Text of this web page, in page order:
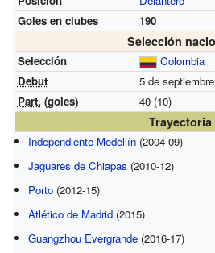
Goles en clubes
190
Selección
Selección
Colombia
Debut
5 de
Part. (goles) 40 (10)
Trayectoria
Independiente Medellín (2004-09)
Jaguares de Chiapas (2010-12)
Porto (2012-15)
Atlético de Madrid (2015)
Guangzhou Evergrande (2016-17)